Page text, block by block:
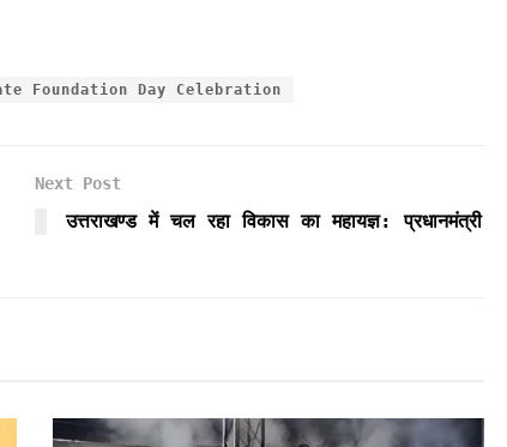
Foundation Day Celebration
Next Post
उत्तराखण्ड में चल रहा विकास का महायज्ञ: प्रधानमंत्री